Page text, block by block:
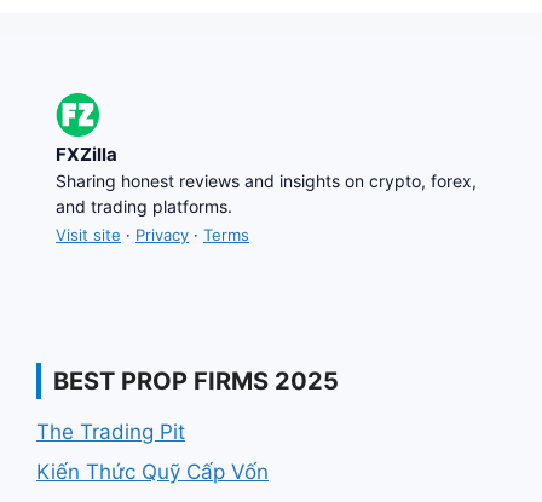
FXZilla
Sharing honest reviews and insights on crypto, forex,
and trading platforms.
Visit site · Privacy · Terms
BEST PROP FIRMS 2025
The Trading Pit
Kiến Thức Quỹ Cấp Vốn